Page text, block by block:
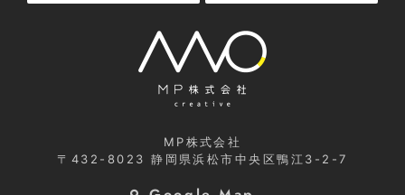
MP株式会社
〒432-8023静岡県浜松市中央区鴨江3-2-7